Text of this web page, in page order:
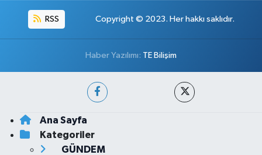
RSS Copyright © 2023. Her hakkı saklıdır.
Haber Yazılımı: TE Bilişim
Ana Sayfa
Kategoriler
GÜNDEM